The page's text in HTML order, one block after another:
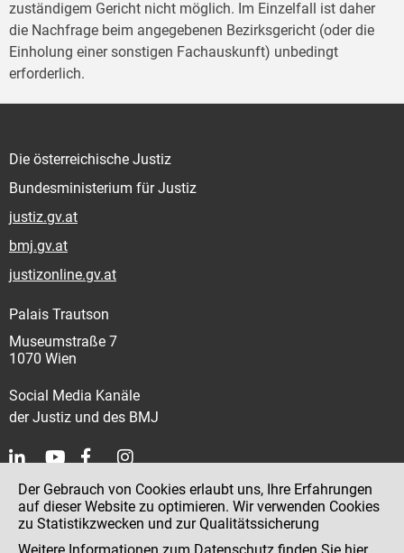
zuständigem Gericht nicht möglich. Im Einzelfall ist daher
die Nachfrage beim angegebenen Bezirksgericht (oder die
Einholung einer sonstigen Fachauskunft) unbedingt
erforderlich.
Die österreichische Justiz
Bundesministerium für Justiz
justiz.gv.at
bmj.gv.at
justizonline.gv.at
Palais Trautson
Museumstraße 7
1070 Wien
Social Media Kanäle
der Justiz und des BMJ
Kontakt
Impressum
Der Gebrauch von Cookies erlaubt uns, Ihre Erfahrungen
auf dieser Website zu optimieren. Wir verwenden Cookies
zu Statistikzwecken und zur Qualitätssicherung